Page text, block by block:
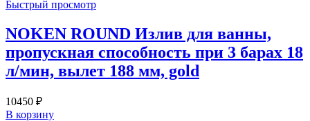
Быстрый просмотр
NOKEN ROUND Излив для ванны,
пропускная способность при 3 барах 18
л/мин, вылет 188 мм, gold
10450 ₽
В корзину